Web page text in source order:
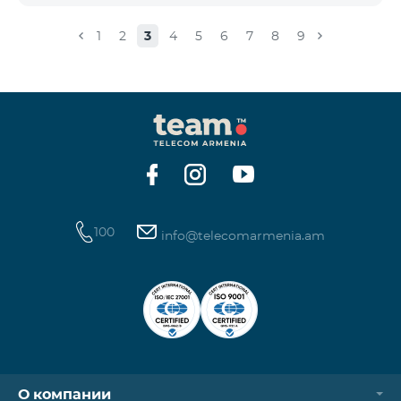
ծառայությունների նոր միացումները և ավտոմատ
ծառայության նոր միացումները և գործողությունը։
1 2 3 4 5 6 7 8 9
100 info@telecomarmenia.am
О компании